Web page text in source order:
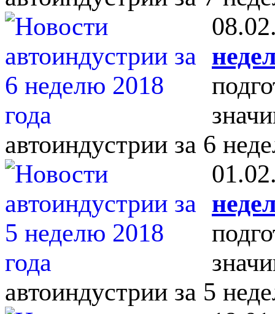
автоиндустрии за 6
автоиндустрии за 5